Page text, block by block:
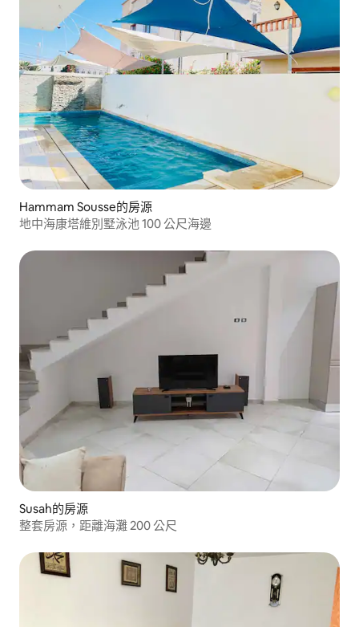
Hammam Sousse的房源
地中海康塔維別墅泳池 100 公尺海邊
Susah的房源
整套房源，距離海灘 200 公尺